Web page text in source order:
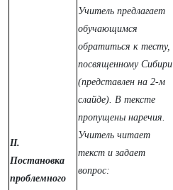
II.
Постановка
проблемного
Учитель предлагает
обучающимся
обратиться к тесту,
посвященному Сибири
(представлен на 2-м
слайде). В тексте
пропущены наречия.
Учитель читает
текст и задает
вопрос: